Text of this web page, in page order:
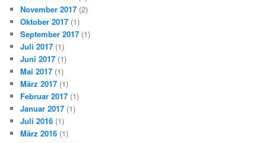
November 2017 (2)
Oktober 2017 (1)
September 2017 (1)
Juli 2017 (1)
Juni 2017 (1)
Mai 2017 (1)
März 2017 (1)
Februar 2017 (1)
Januar 2017 (1)
Juli 2016 (1)
März 2016 (1)